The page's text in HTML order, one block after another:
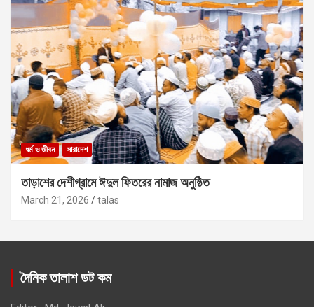
ধর্ম ও জীবন সারাদেশ
তাড়াশের দেশীগ্রামে ঈদুল ফিতরের নামাজ অনুষ্ঠিত
March 21, 2026 talas
দৈনিক তালাশ ডট কম